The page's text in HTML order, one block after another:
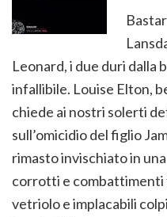
Leonard, i due duri dalla
infallibile. Louise Elton,
chiede ai nostri solerti
sull’omicidio del figlio
rimasto invischiato in
corrotti e combattimenti
vetriolo e implacabili